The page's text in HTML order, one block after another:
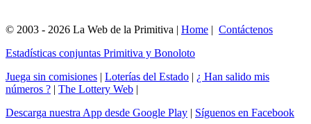
© 2003 - 2026 La Web de la Primitiva | Home | Contáctenos
Estadísticas conjuntas Primitiva y Bonoloto
Juega sin comisiones | Loterías del Estado | ¿ Han salido mis
números ? | The Lottery Web |
Descarga nuestra App desde Google Play | Síguenos en Facebook